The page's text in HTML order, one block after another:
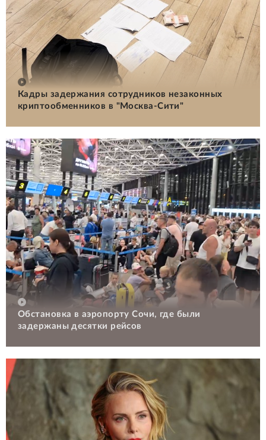
Кадры задержания сотрудников незаконных
криптообменников в "Москва-Сити"
Обстановка в аэропорту Сочи, где были
задержаны десятки рейсов